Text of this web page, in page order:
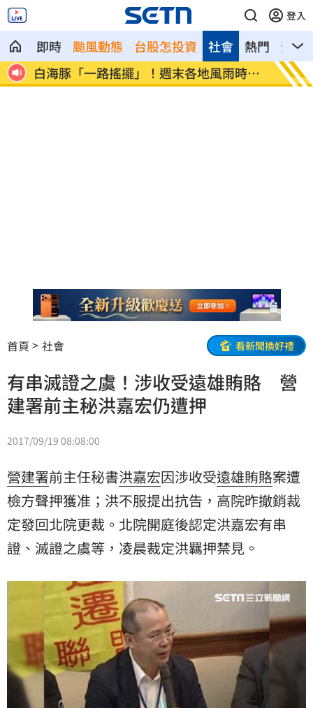
登入
即時 颱風動態 台股怎投資 熱門 影音
社會
白海豚「一路搖擺」！週末各地風雨時程
曝
跨縣
煞
首頁 社會 看新聞換好禮
有串滅證之虞！涉收受遠雄賄賂 營
建署前主秘洪嘉宏仍遭押
2017/09/19 08:08:00
營建署前主任秘書洪嘉宏因涉收受遠雄賄賂案遭
檢方聲押獲准；洪不服提出抗告，高院昨撤銷裁
定發回北院更裁。北院開庭後認定洪嘉宏有串
證 、滅證之虞等，凌晨裁定洪羈押禁見。